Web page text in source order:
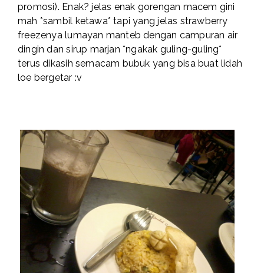
promosi). Enak? jelas enak gorengan macem gini
mah *sambil ketawa* tapi yang jelas strawberry
freezenya lumayan manteb dengan campuran air
dingin dan sirup marjan *ngakak guling-guling*
terus dikasih semacam bubuk yang bisa buat lidah
loe bergetar :v